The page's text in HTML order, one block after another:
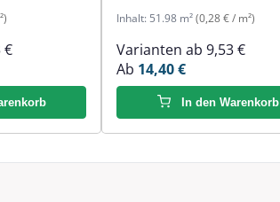
€
Inhalt: 51.98 m²(0,28 € / m²)
Varianten ab 9,53 €
Ab 14,40 €
In den Warenkorb